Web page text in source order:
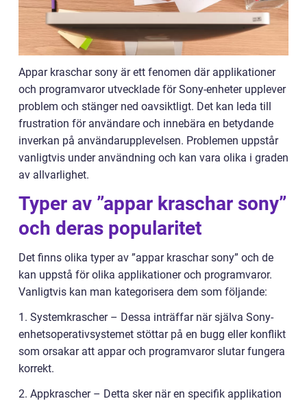
Appar kraschar sony är ett fenomen där applikationer
och programvaror utvecklade för Sony-enheter upplever
problem och stänger ned oavsiktligt. Det kan leda till
frustration för användare och innebära en betydande
inverkan på användarupplevelsen. Problemen uppstår
vanligtvis under användning och kan vara olika i graden
av allvarlighet.
Typer av ”appar kraschar sony”
och deras popularitet
Det finns olika typer av ”appar kraschar sony” och de
kan uppstå för olika applikationer och programvaror.
Vanligtvis kan man kategorisera dem som följande:
1. Systemkrascher – Dessa inträffar när själva Sony-
enhetsoperativsystemet stöttar på en bugg eller konflikt
som orsakar att appar och programvaror slutar fungera
korrekt.
2. Appkrascher – Detta sker när en specifik applikation